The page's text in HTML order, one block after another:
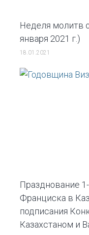
Неделя молитв
января 2021 г.)
18.01.2021
Празднование
Франциска в
подписания
Казахстаном и